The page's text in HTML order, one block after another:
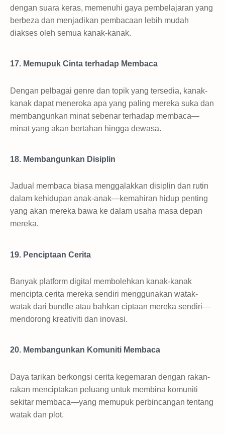
dengan suara keras, memenuhi gaya pembelajaran yang
berbeza dan menjadikan pembacaan lebih mudah
diakses oleh semua kanak-kanak.
17. Memupuk Cinta terhadap Membaca
Dengan pelbagai genre dan topik yang tersedia, kanak-
kanak dapat meneroka apa yang paling mereka suka dan
membangunkan minat sebenar terhadap membaca—
minat yang akan bertahan hingga dewasa.
18. Membangunkan Disiplin
Jadual membaca biasa menggalakkan disiplin dan rutin
dalam kehidupan anak-anak—kemahiran hidup penting
yang akan mereka bawa ke dalam usaha masa depan
mereka.
19. Penciptaan Cerita
Banyak platform digital membolehkan kanak-kanak
mencipta cerita mereka sendiri menggunakan watak-
watak dari bundle atau bahkan ciptaan mereka sendiri—
mendorong kreativiti dan inovasi.
20. Membangunkan Komuniti Membaca
Daya tarikan berkongsi cerita kegemaran dengan rakan-
rakan menciptakan peluang untuk membina komuniti
sekitar membaca—yang memupuk perbincangan tentang
watak dan plot.